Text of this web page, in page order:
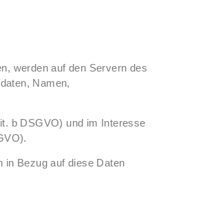
werden auf den Servern des
Namen,
b DSGVO) und im Interesse
in Bezug auf diese Daten